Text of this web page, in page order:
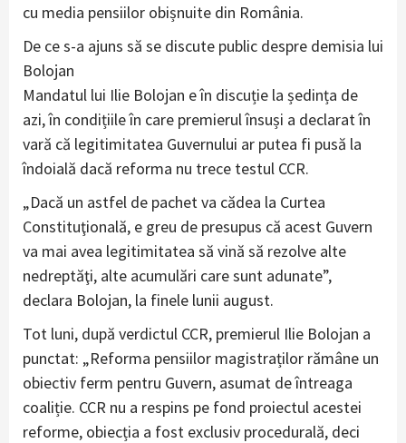
cu media pensiilor obișnuite din România.
De ce s-a ajuns să se discute public despre demisia lui
Bolojan
Mandatul lui Ilie Bolojan e în discuție la ședința de
azi, în condițiile în care premierul însuși a declarat în
vară că legitimitatea Guvernului ar putea fi pusă la
îndoială dacă reforma nu trece testul CCR.
„Dacă un astfel de pachet va cădea la Curtea
Constituţională, e greu de presupus că acest Guvern
va mai avea legitimitatea să vină să rezolve alte
nedreptăţi, alte acumulări care sunt adunate”,
declara Bolojan, la finele lunii august.
Tot luni, după verdictul CCR, premierul Ilie Bolojan a
punctat: „Reforma pensiilor magistraților rămâne un
obiectiv ferm pentru Guvern, asumat de întreaga
coaliție. CCR nu a respins pe fond proiectul acestei
reforme, obiecția a fost exclusiv procedurală, deci